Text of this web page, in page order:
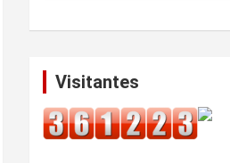
Visitantes